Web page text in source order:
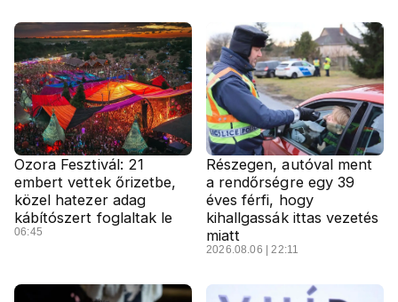
Ozora Fesztivál: 21
embert vettek őrizetbe,
közel hatezer adag
kábítószert foglaltak le
06:45
Részegen, autóval ment
a rendőrségre egy 39
éves férfi, hogy
kihallgassák ittas vezetés
miatt
2026.08.06 | 22:11